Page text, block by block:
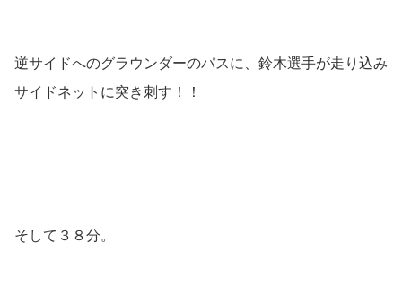
逆サイドへのグラウンダーのパスに、鈴木選手が走り込み
サイドネットに突き刺す！！
そして３８分。